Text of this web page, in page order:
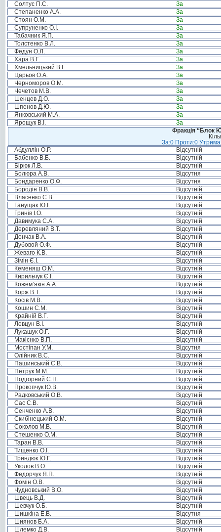
Солтус П.С.
За
Степаненко А.А.
За
Стоян О.М.
За
Супруненко О.І.
За
Табачник Я.П.
За
Толстенко В.Л.
За
Федун О.Л.
За
Хара В.Г.
За
Хмельницький В.І.
За
Царьов О.А.
За
Черноморов О.М.
За
Чечетов М.В.
За
Шенцев Д.О.
За
Шпенов Д.Ю.
За
Янковський М.А.
За
Ярощук В.І.
За
Фракція “Блок
За:0 Проти:0
Абдуллін О.Р.
Відсутній
Бабенко В.Б.
Відсутній
Бірюк Л.В.
Відсутній
Болюра А.В.
Відсутня
Бондаренко О.Ф.
Відсутня
Бородін В.В.
Відсутній
Власенко С.В.
Відсутній
Ганущак Ю.І.
Відсутній
Гринів І.О.
Відсутній
Давимука С.А.
Відсутній
Деревляний В.Т.
Відсутній
Дончак В.А.
Відсутній
Дубовой О.Ф.
Відсутній
Жеваго К.В.
Відсутній
Зімін Є.І.
Відсутній
Кеменяш О.М.
Відсутній
Кирильчук Є.І.
Відсутній
Кожем’якін А.А.
Відсутній
Корж В.Т.
Відсутній
Косів М.В.
Відсутній
Кошин С.М.
Відсутній
Крайній В.Г.
Відсутній
Левцун В.І.
Відсутній
Лукашук О.Г.
Відсутній
Макієнко В.П.
Відсутній
Мостіпан У.М.
Відсутня
Олійник В.С.
Відсутній
Пашинський С.В.
Відсутній
Петрук М.М.
Відсутній
Подгорний С.П.
Відсутній
Прокопчук Ю.В.
Відсутній
Радковський О.В.
Відсутній
Сас С.В.
Відсутній
Сенченко А.В.
Відсутній
Скибінецький О.М.
Відсутній
Соколов М.В.
Відсутній
Стешенко О.М.
Відсутній
Таран В.В.
Відсутній
Тищенко О.І.
Відсутній
Триндюк Ю.Г.
Відсутній
Уколов В.О.
Відсутній
Федорчук Я.П.
Відсутній
Фомін О.В.
Відсутній
Чудновський В.О.
Відсутній
Швець В.Д.
Відсутній
Шевчук О.Б.
Відсутній
Шишкіна Е.В.
Відсутня
Шиянов Б.А.
Відсутній
Шлемко Д.В.
Відсутній